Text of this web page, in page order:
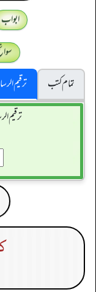
ابواب
تمام کتب
ترقیم
ترقیم